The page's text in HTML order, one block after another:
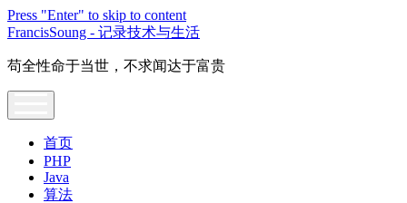
Press "Enter" to skip to content
FrancisSoung - 记录技术与生活
苟全性命于当世，不求闻达于富贵
首页
PHP
Java
算法